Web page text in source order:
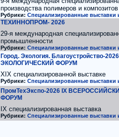
производства полимеров и композитов
Рубрики: Специализированные выставки
ТЕХИННОПРОМ- 2026
29-я международная
промышленности
Рубрики: Специализированные выставки
Город. Экология.
ЭКОЛОГИЧЕСКИЙ ФОРУМ
ХIX специализированной выставке
Рубрики: Специализированные выставки
ПромТехЭкспо-2026 IX
ФОРУМ
IX специализированная выставка
Рубрики: Специализированные выставки